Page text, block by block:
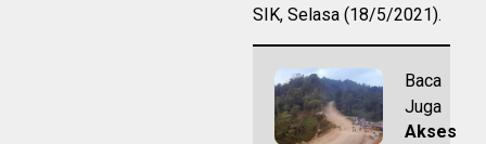
SIK, Selasa (18/5/2021).
Baca
Juga
Akses